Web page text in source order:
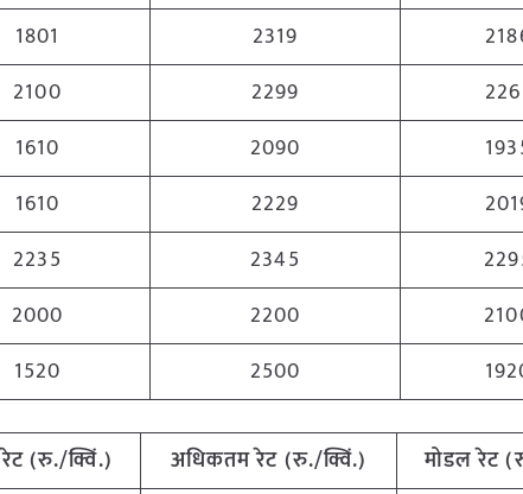
1801 2319
2100 2299
1610 2090
1610 2229
2235 2345
2000 2200
1520 2500
रेट (रु./क्विं.) अधिकतमरेट (रु./क्विं.) मोडल रेट(